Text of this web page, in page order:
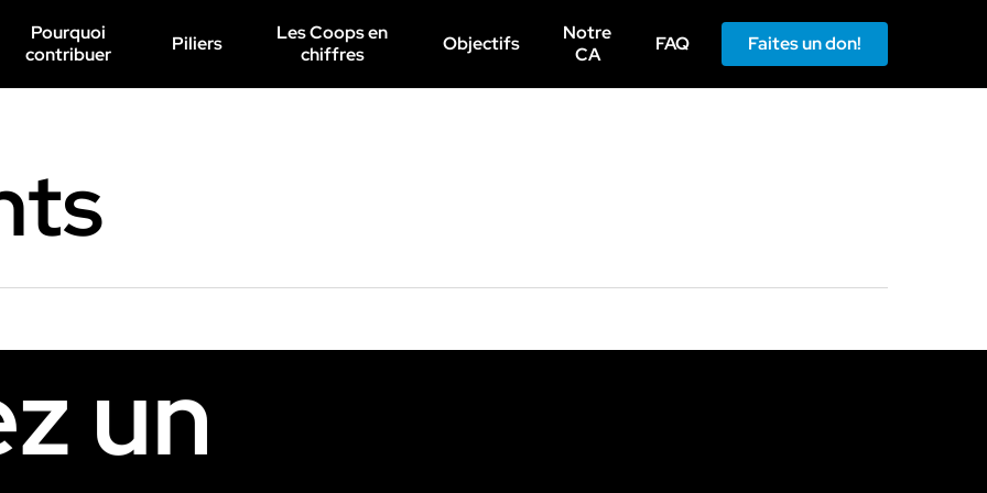
Pourquoi
contribuer
Piliers
Les Coops en
chiffres
Objectifs
Notre
CA
FAQ Faites un don!
un